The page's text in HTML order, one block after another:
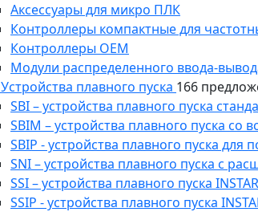
Аксессуары для микро ПЛК
Контроллеры компактные для
Контроллеры ОЕМ
Модули распределенного ввода-
Устройства плавного пуска 166
SBI – устройства плавного пуска
SBIM – устройства плавного пуска
SBIP - устройства плавного пуска
SNI – устройства плавного пуска с
SSI – устройства плавного пуска
SSIP - устройства плавного пуска